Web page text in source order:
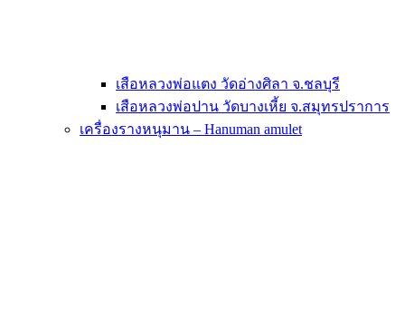
เสือหลวงพ่อแตง วัดอ่างศิลา จ.ชลบุรี
เสือหลวงพ่อปาน วัดบางเหี้ย จ.สมุทรปราการ
เครื่องรางหนุมาน – Hanuman amulet